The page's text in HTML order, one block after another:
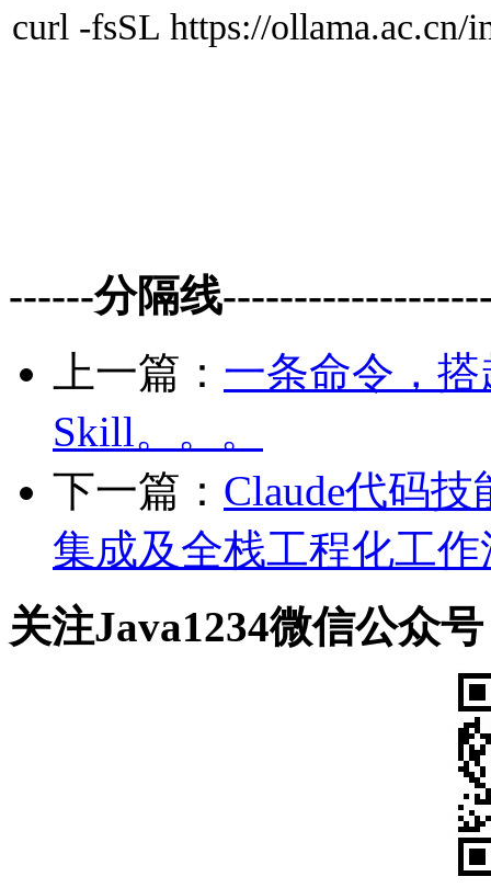
curl -fsSL https://ollama.ac.cn/
------分隔线
上一篇： 一条命令，
Skill。。。
下一篇： Claude代码
集成及全栈工程化工
关注Java1234微信公众号